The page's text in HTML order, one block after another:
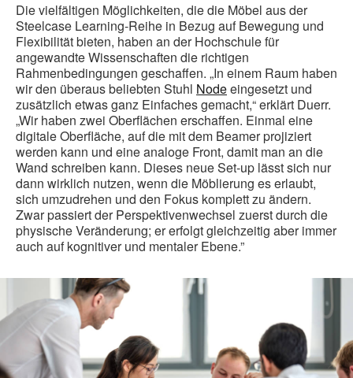
Die vielfältigen Möglichkeiten, die die Möbel aus der
Steelcase Learning-Reihe in Bezug auf Bewegung und
Flexibilität bieten, haben an der Hochschule für
angewandte Wissenschaften die richtigen
Rahmenbedingungen geschaffen. „In einem Raum haben
wir den überaus beliebten Stuhl Nodeeingesetzt und
zusätzlich etwas ganz Einfaches gemacht,“ erklärt Duerr.
„Wir haben zwei Oberflächen erschaffen. Einmal eine
digitale Oberfläche, auf die mit dem Beamer projiziert
werden kann und eine analoge Front, damit man an die
Wand schreiben kann. Dieses neue Set-up lässt sich nur
dann wirklich nutzen, wenn die Möblierung es erlaubt,
sich umzudrehen und den Fokus komplett zu ändern.
Zwar passiert der Perspektivenwechsel zuerst durch die
physische Veränderung; er erfolgt gleichzeitig aber immer
auch auf kognitiver und mentaler Ebene.”